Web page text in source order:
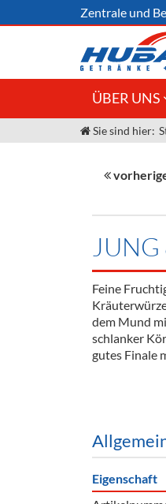
Zentrale und
ÜBER UNS
Jobs
Unser
Gläser
Theken +
Sie sind hier:
JUNG
Feine
dem Mund
schlanker
gutes Finale
Eigenschaft